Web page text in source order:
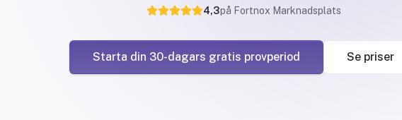
4,3på Fortnox Marknadsplats
Starta din 30-dagars gratis provperiod Se priser